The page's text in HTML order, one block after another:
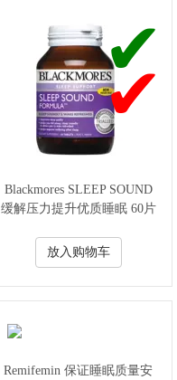
Blackmores SLEEP SOUND
缓解压力提升优质睡眠 60片
放入购物车
Remifemin 保证睡眠质量安